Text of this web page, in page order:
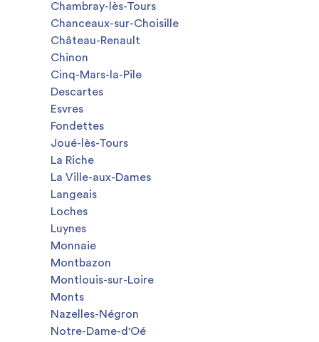
Chambray-lès-Tours
Chanceaux-sur-Choisille
Château-Renault
Chinon
Cinq-Mars-la-Pile
Descartes
Esvres
Fondettes
Joué-lès-Tours
La Riche
La Ville-aux-Dames
Langeais
Loches
Luynes
Monnaie
Montbazon
Montlouis-sur-Loire
Monts
Nazelles-Négron
Notre-Dame-d'Oé